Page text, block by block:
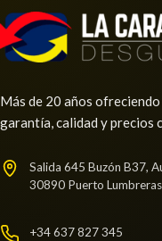
Ref: 2441549
MANGUETA
INTERCOOLER
INTERCOOLER
Ref: 2441546
AMORTIGUADOR
Ref: 2441516
Más de 20 años
garantía, calidad y precios
Salida 645 Buzón B37,
30890 Puerto
+34 637 827 345